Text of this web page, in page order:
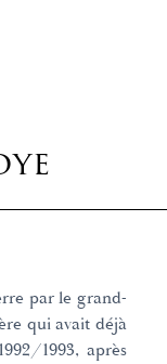
par le grand-
qui avait déjà
1993, après